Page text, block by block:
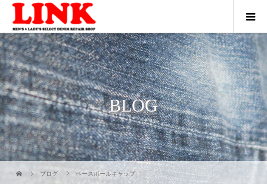
BLOG
ブログ ベースボールキャップ